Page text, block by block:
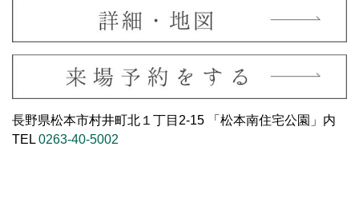
長野県松本市村井町北１丁目2-15 「松本南住宅公園」内
TEL 0263-40-5002